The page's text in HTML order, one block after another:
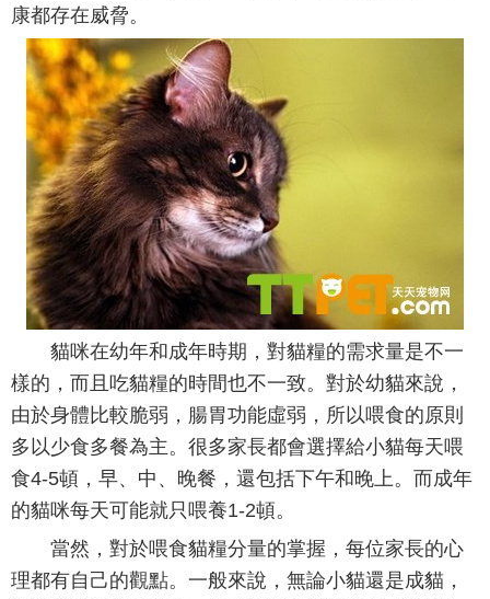
康都存在威脅。
貓咪在幼年和成年時期，對貓糧的需求量是不一
樣的，而且吃貓糧的時間也不一致。對於幼貓來說，
由於身體比較脆弱，腸胃功能虛弱，所以喂食的原則
多以少食多餐為主。很多家長都會選擇給小貓每天喂
食4-5頓，早、中、晚餐，還包括下午和晚上。而成年
的貓咪每天可能就只喂養1-2頓。
當然，對於喂食貓糧分量的掌握，每位家長的心
理都有自己的觀點。一般來說，無論小貓還是成貓，